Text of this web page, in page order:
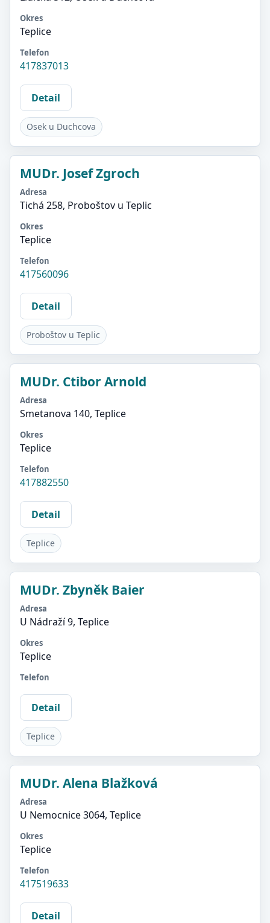
Okres
Teplice
Telefon
417837013
Detail
Osek u Duchcova
MUDr. Josef Zgroch
Adresa
Tichá 258, Proboštov u Teplic
Okres
Teplice
Telefon
417560096
Detail
Proboštov u Teplic
MUDr. Ctibor Arnold
Adresa
Smetanova 140, Teplice
Okres
Teplice
Telefon
417882550
Detail
Teplice
MUDr. Zbyněk Baier
Adresa
U Nádraží 9, Teplice
Okres
Teplice
Telefon
Detail
Teplice
MUDr. Alena Blažková
Adresa
U Nemocnice 3064, Teplice
Okres
Teplice
Telefon
417519633
Detail